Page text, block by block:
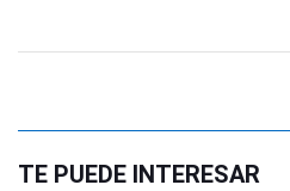
TE PUEDE INTERESAR